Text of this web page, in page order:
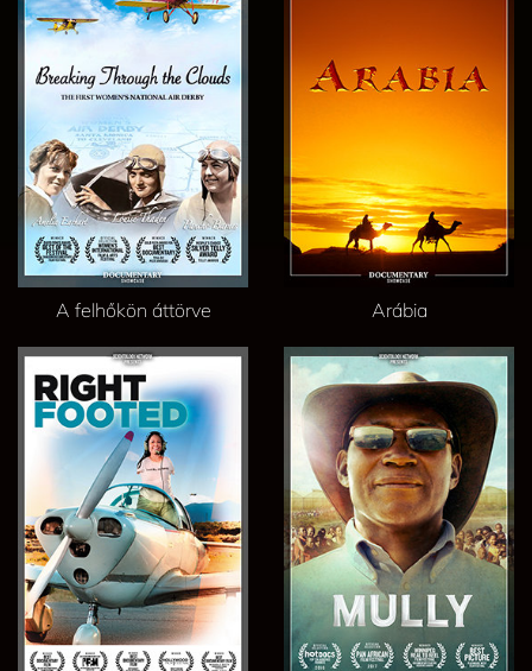
A felhőkön áttörve Arábia